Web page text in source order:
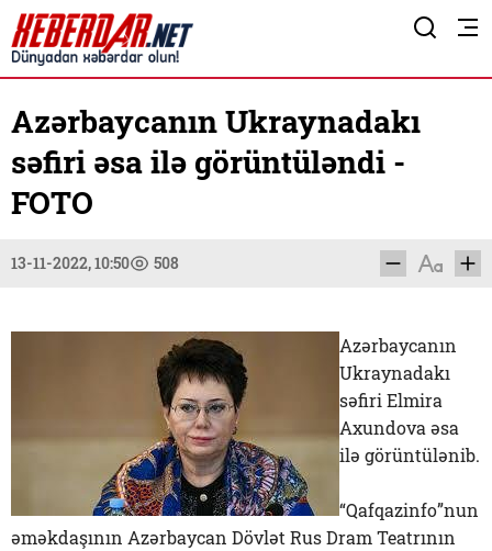
Azərbaycanın Ukraynadakı
səfiri əsa ilə görüntüləndi -
FOTO
13-11-2022, 10:50 508
Azərbaycanın
Ukraynadakı
səfiri Elmira
Axundova əsa
ilə görüntülənib.
“Qafqazinfo”nun
əməkdaşının Azərbaycan Dövlət Rus Dram Teatrının